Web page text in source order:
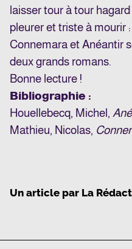
laisser tour à tour
pleurer et triste à mourir :
ConnemaraetAnéantir s
deux grands romans.
Bonne lecture !
Bibliographie :
Houellebecq, Michel,
Mathieu, Nicolas,
Un article par La